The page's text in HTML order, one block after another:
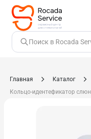
Поиск в Rocada
Главная Каталог